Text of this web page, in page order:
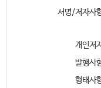
서명/저자사
개인저
발행사
형태사